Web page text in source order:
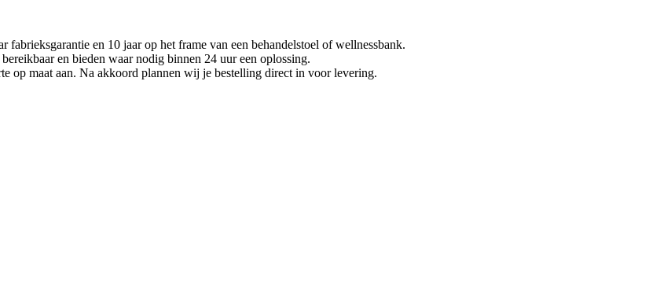
fabrieksgarantie en 10 jaar op het frame van een behandelstoel of wellnessbank.
en bieden waar nodig binnen 24 uur een oplossing.
op maat aan. Na akkoord plannen wij je bestelling direct in voor levering.